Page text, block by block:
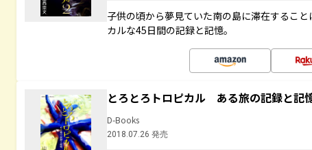
子供の頃から夢見ていた南の島に滞在するこ
カルな45日間の記録と記憶。
とろとろトロピカル ある旅の記録と
D-Books
2018.07.26 発売